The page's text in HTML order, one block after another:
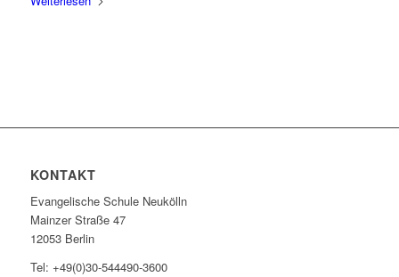
KONTAKT
Evangelische Schule Neukölln
Mainzer Straße 47
12053 Berlin
Tel: +49(0)30-544490-3600